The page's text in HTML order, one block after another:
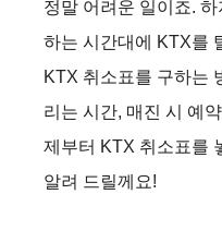
정말 어려운 일이죠.
하는 시간대에 KTX를
KTX 취소표를 구하는
리는 시간, 매진 시 예
제부터 KTX 취소표를
알려 드릴께요!